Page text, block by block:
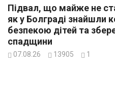
Підвал, що майже не
як у Болграді знайшли
безпекою дітей та
спадщини
07.08.26 13905 1